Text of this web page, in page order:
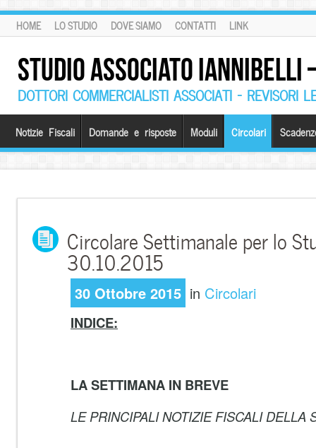
HOME LO STUDIO DOVE SIAMO CONTATTI LINK
STUDIO ASSOCIATO
DOTTORI COMMERCIALISTI ASSOCIATI – REVISORI
Notizie Fiscali Domande e risposte Moduli Circolari
Circolare Settimanale per lo
30.10.2015
30 Ottobre 2015 in Circolari
INDICE:
LA SETTIMANA IN BREVE
LE PRINCIPALI NOTIZIE FISCALI DELLA